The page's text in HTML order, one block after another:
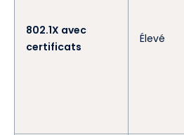
802.1X avec
certificats
Élevé